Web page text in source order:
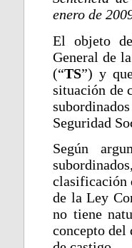
enero de
El objeto
General de
(“TS”) y
situación de
Seguridad
Según
clasificación
de la Ley
no tiene
concepto del